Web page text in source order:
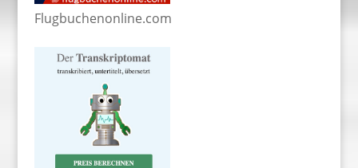
Flugbuchenonline.com